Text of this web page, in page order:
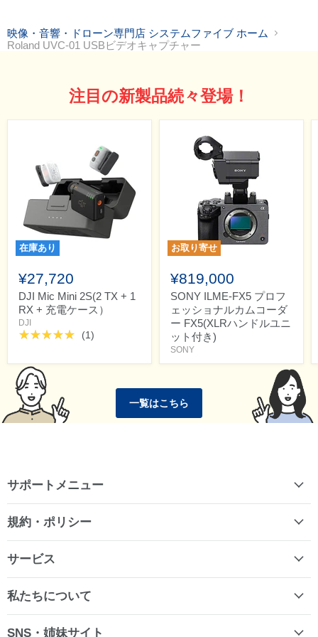
映像・音響・ドローン専門店 システムファイブ ホーム
Roland UVC-01 USBビデオキャプチャー
注目の新製品続々登場！
在庫あり
¥27,720
DJI Mic Mini 2S(2 TX + 1
RX + 充電ケース）
DJI
(1)
お取り寄せ
¥819,000
SONY ILME-FX5 プロフ
ェッショナルカムコーダ
ー FX5(XLRハンドルユニ
ット付き)
SONY
一覧はこちら
サポートメニュー
規約・ポリシー
サービス
私たちについて
SNS・姉妹サイト